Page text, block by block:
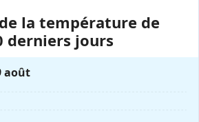
la température de
derniers jours
août